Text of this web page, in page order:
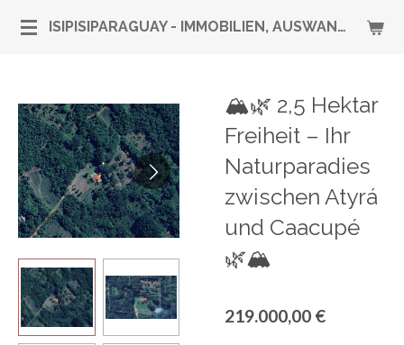
Zum
ISIPISIPARAGUAY - IMMOBILIEN, AUSWANDERUNG & RUNDUM-SERVICE
🏔️🌿 2,5 Hektar
Freiheit – Ihr
Naturparadies
zwischen Atyrá
und Caacupé
🌿🏔️
219.000,00 €